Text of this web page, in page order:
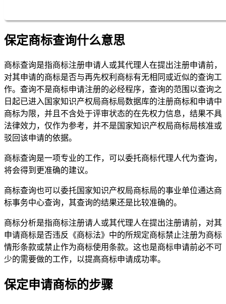
保定商标查询什么意思
商标查询是指商标注册申请人或其代理人在提出注册申请前，
对其申请的商标是否与再先权利商标有无相同或近似的查询工
作。查询不是商标申请注册的必经程序，查询的范围以查询之
日起已进入国家知识产权局商标局数据库的注册商标和申请中
商标为限，并且不含处于评审状态的在先权力信息，结果不具
法律效力，仅作为参考，并不是国家知识产权局商标局核准或
驳回该申请的依据。
商标查询是一项专业的工作，可以委托商标代理人代为查询，
将会得到更准确的建议。
商标查询也可以委托国家知识产权局商标局的事业单位通达商
标事务中心查询，其查询的结果还是比较准确的。
商标分析是指商标注册请人或其代理人在提出注册请前，对其
申请商标是否违反《商标法》中的所规定商标禁止注册为商标
情形条款或禁止作为商标使用条款。这也是商标申请前必不可
少的需要做的工作，以提高商标申请成功率。
保定申请商标的步骤